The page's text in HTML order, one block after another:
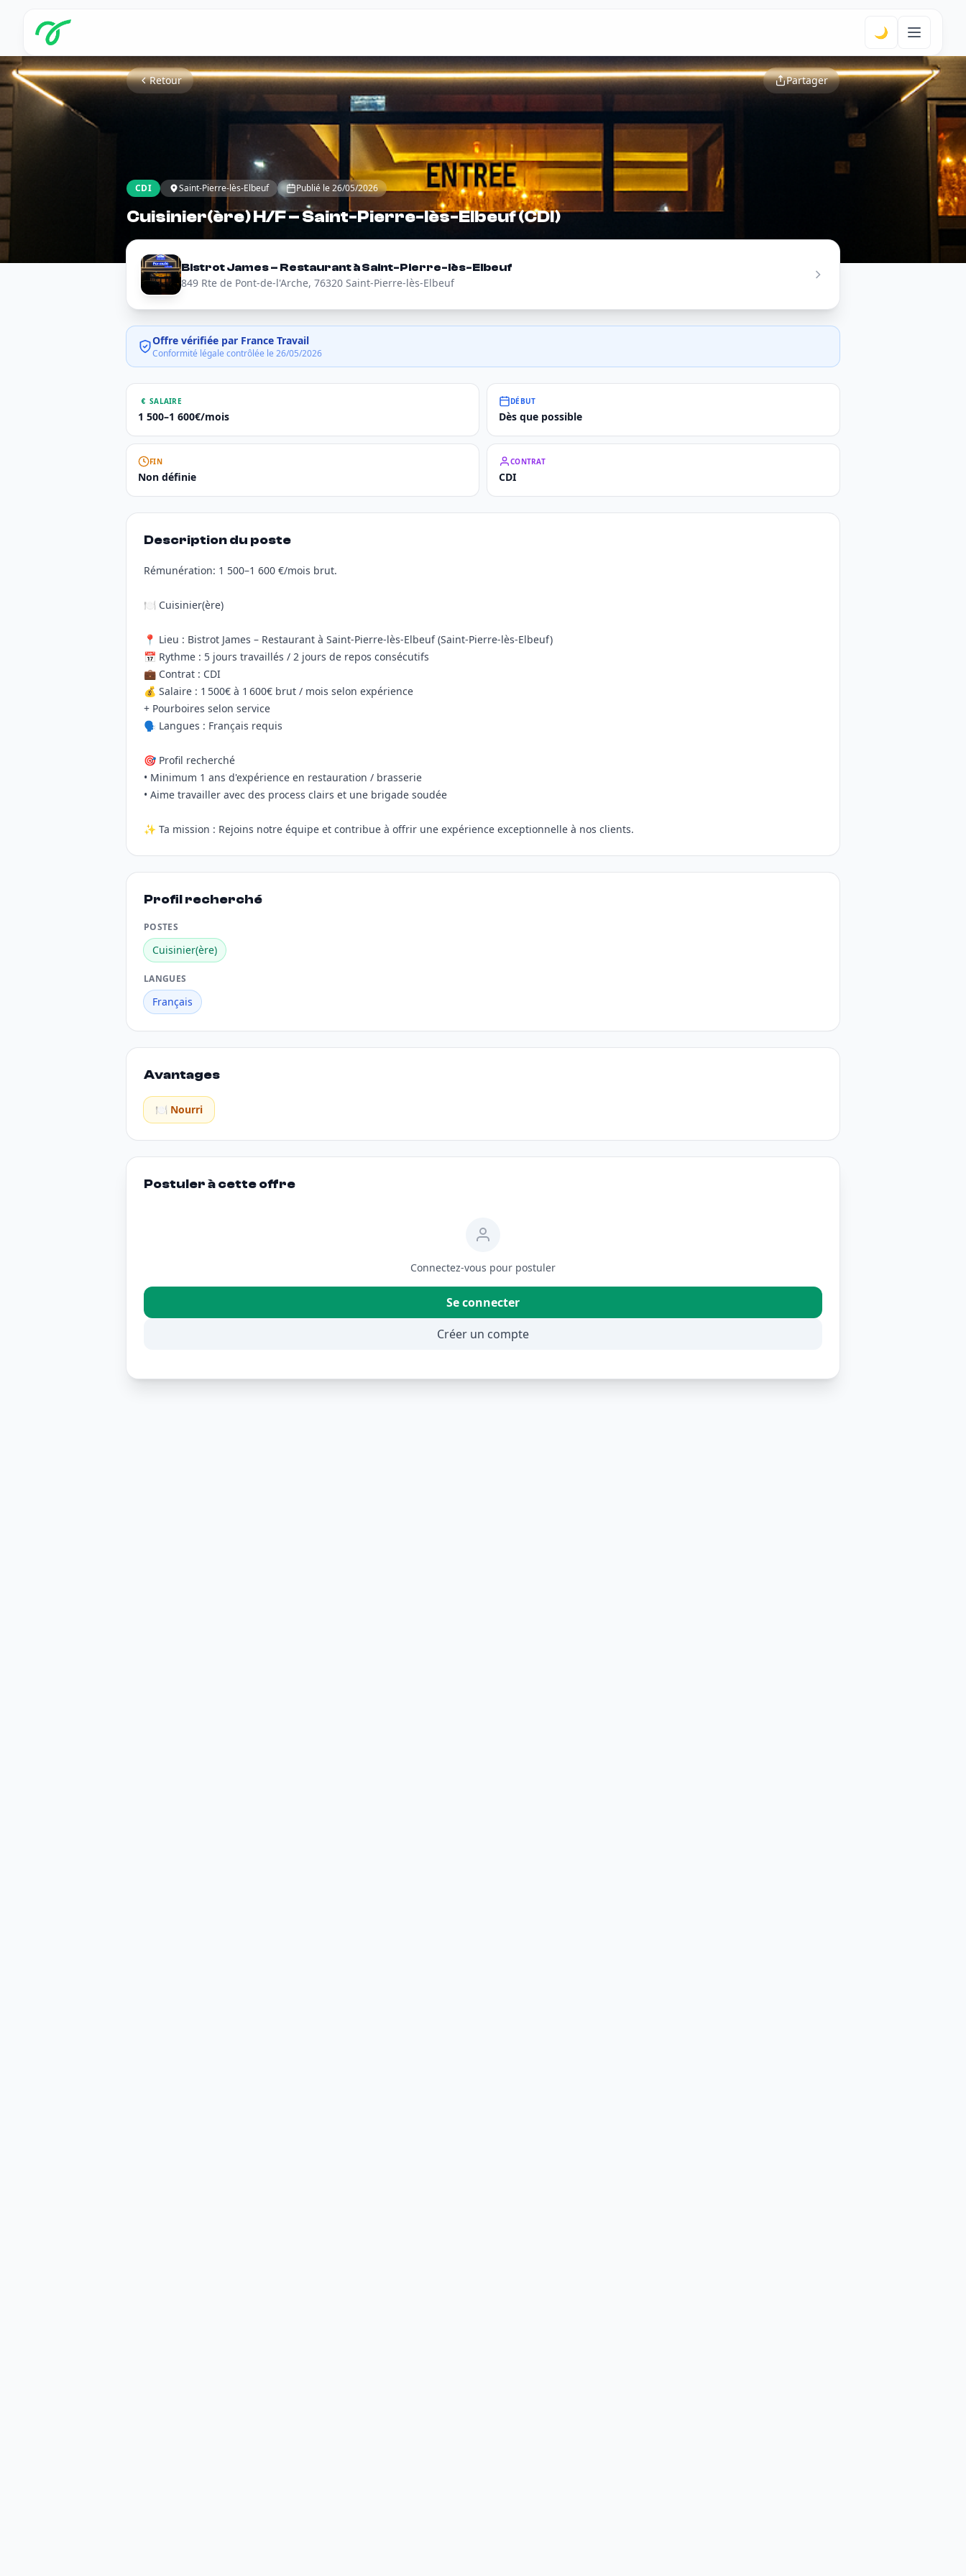
🌙
Retour Partager
CDI Saint-Pierre-lès-Elbeuf Publié le 26/05/2026
Cuisinier(ère) H/F – Saint-Pierre-lès-Elbeuf (CDI)
Bistrot James – Restaurant à Saint-Pierre-lès-Elbeuf
849 Rte de Pont-de-l'Arche, 76320 Saint-Pierre-lès-Elbeuf
Offre vérifiée par France Travail
Conformité légale contrôlée le 26/05/2026
SALAIRE
1 500–1 600€/mois
DÉBUT
Dès que possible
FIN
Non définie
CONTRAT
CDI
Description du poste
Rémunération: 1 500–1 600 €/mois brut.
🍽️ Cuisinier(ère)
📍 Lieu : Bistrot James – Restaurant à Saint-Pierre-lès-Elbeuf (Saint-Pierre-lès-Elbeuf)
📅 Rythme : 5 jours travaillés / 2 jours de repos consécutifs
💼 Contrat : CDI
💰 Salaire : 1 500€ à 1 600€ brut / mois selon expérience
+ Pourboires selon service
🗣️ Langues : Français requis
🎯 Profil recherché
• Minimum 1 ans d'expérience en restauration / brasserie
• Aime travailler avec des process clairs et une brigade soudée
✨ Ta mission : Rejoins notre équipe et contribue à offrir une expérience exceptionnelle à nos clients.
Profil recherché
POSTES
Cuisinier(ère)
LANGUES
Français
Avantages
🍽️ Nourri
Postuler à cette offre
Connectez-vous pour postuler
Se connecter
Créer un compte